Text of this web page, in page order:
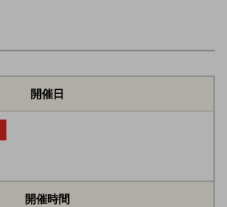
開催日
開催時間